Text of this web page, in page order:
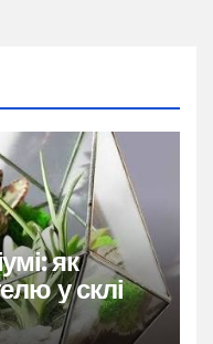
як
у склі